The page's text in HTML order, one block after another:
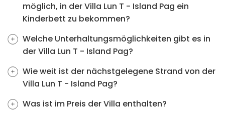
möglich, in der Villa Lun T - Island Pag ein
Kinderbett zu bekommen?
Welche Unterhaltungsmöglichkeiten gibt es in
der Villa Lun T - Island Pag?
Wie weit ist der nächstgelegene Strand von der
Villa Lun T - Island Pag?
Was ist im Preis der Villa enthalten?